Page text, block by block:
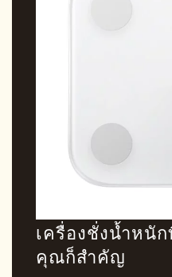
เครื่องชั่งน้ำหนั
คุณก็สำคัญ